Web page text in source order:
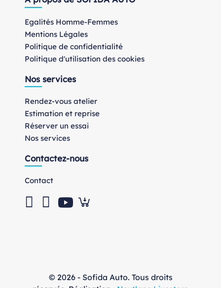
Egalités Homme-Femmes
Mentions Légales
Politique de confidentialité
Politique d'utilisation des cookies
Nos services
Rendez-vous atelier
Estimation et reprise
Réserver un essai
Nos services
Contactez-nous
Contact
© 2026 - Sofida Auto. Tous droits